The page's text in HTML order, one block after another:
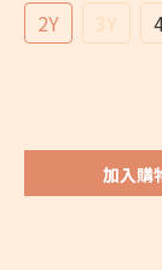
2Y 3Y
加入購